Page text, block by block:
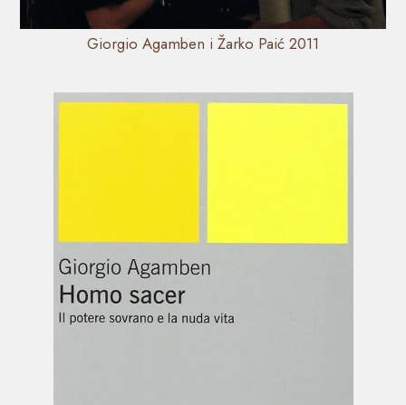
Giorgio Agamben i Žarko Paić 2011